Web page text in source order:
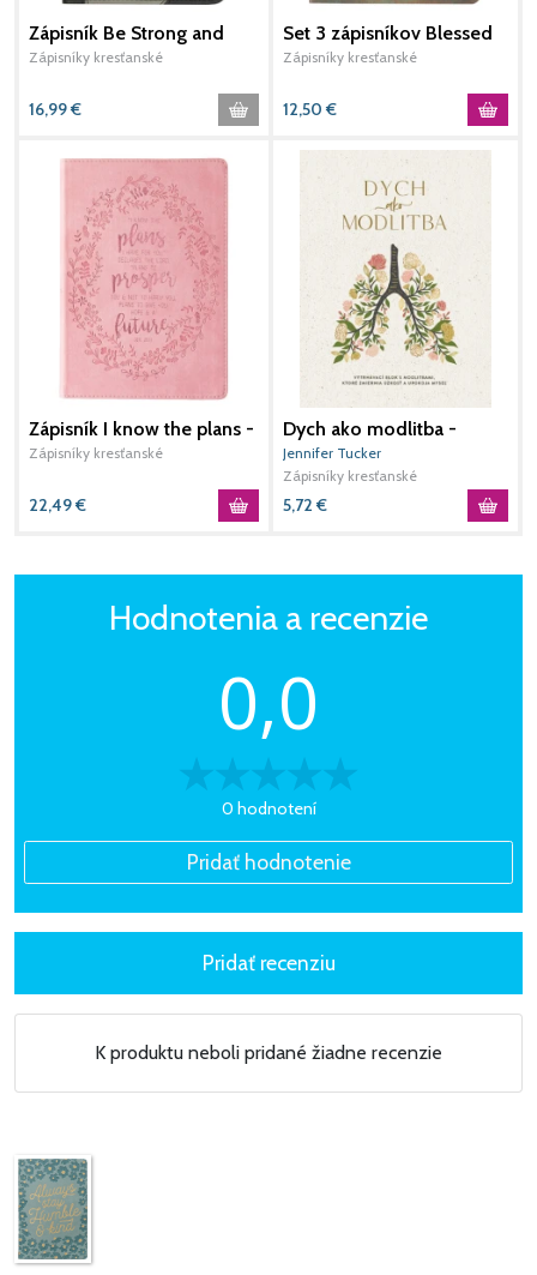
Zápisník Be Strong and
Courageous Josh. 1:9
Zápisníky kresťanské
16,99€
Set 3 zápisníkov Blessed
Peacock
Zápisníky kresťanské
12,50 €
Zápisník I know the plans -
Pink
Zápisníky kresťanské
22,49€
Dych ako modlitba -
Vytrhávací blok s
modlitbami
Jennifer Tucker
Zápisníky kresťanské
5,72 €
Hodnotenia a recenzie
0,0
0 hodnotení
K produktu neboli pridané žiadne recenzie